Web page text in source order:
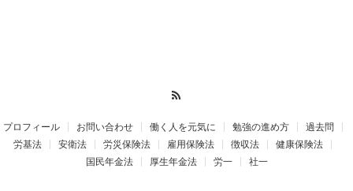
プロフィール お問い合わせ 働く人を元気に 勉強の進め方
過去問
労基法
安衛法 労災保険法 雇用保険法 徴収法
健康保険法
国民年金法
厚生年金法 労一 社一